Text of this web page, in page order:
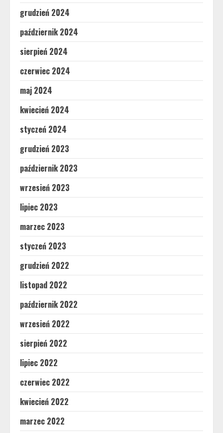
grudzień 2024
październik 2024
sierpień 2024
czerwiec 2024
maj 2024
kwiecień 2024
styczeń 2024
grudzień 2023
październik 2023
wrzesień 2023
lipiec 2023
marzec 2023
styczeń 2023
grudzień 2022
listopad 2022
październik 2022
wrzesień 2022
sierpień 2022
lipiec 2022
czerwiec 2022
kwiecień 2022
marzec 2022